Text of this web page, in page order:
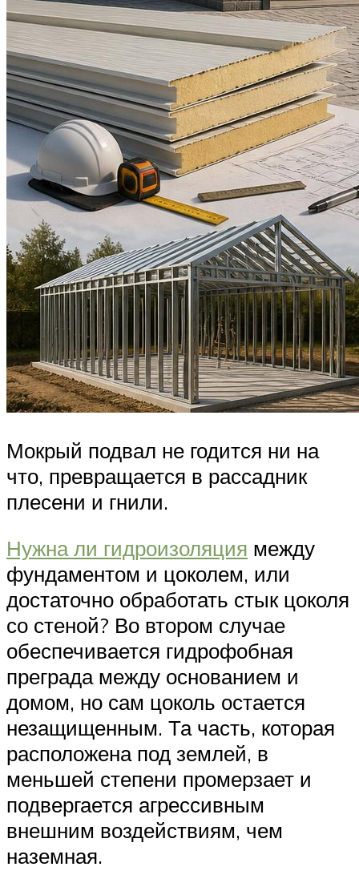
Мокрый подвал не годится ни на
что, превращается в рассадник
плесени и гнили.
Нужна ли гидроизоляция между
фундаментом и цоколем, или
достаточно обработать стык цоколя
со стеной? Во втором случае
обеспечивается гидрофобная
преграда между основанием и
домом, но сам цоколь остается
незащищенным. Та часть, которая
расположена под землей, в
меньшей степени промерзает и
подвергается агрессивным
внешним воздействиям, чем
наземная.